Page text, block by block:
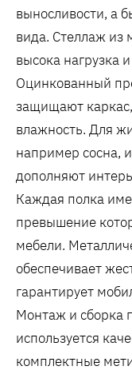
выносливости, а
вида. Стеллаж из
высока нагрузка
Оцинкованный
защищают
влажность. Для
например сосна,
дополняют
Каждая полка
превышение
мебели.
обеспечивает
гарантирует
Монтаж и сборка
используется
комплектные